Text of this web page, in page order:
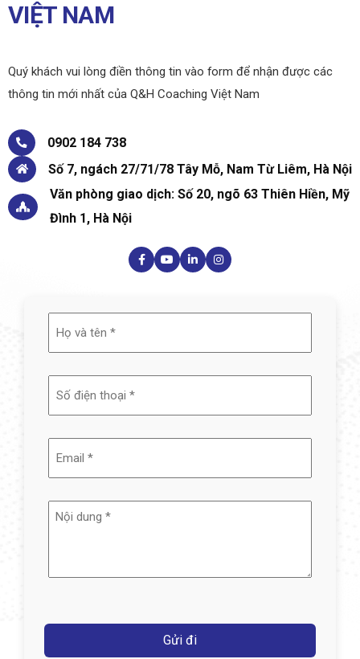
VIỆT NAM
Quý khách vui lòng điền thông tin vào form để nhận được các
thông tin mới nhất của Q&H Coaching Việt Nam
0902 184 738
Số 7, ngách 27/71/78 Tây Mỗ, Nam Từ Liêm, Hà Nội
Văn phòng giao dịch: Số 20, ngõ 63 Thiên Hiền, Mỹ
Đình 1, Hà Nội
tên
(Required)
Nội